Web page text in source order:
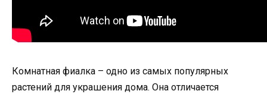
Комнатная фиалка – одно из самых популярных
растений для украшения дома. Она отличается